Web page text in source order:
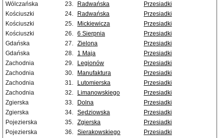
Wólczańska
23. Radwańska
Przesiadki
Kościuszki
24. Radwańska
Przesiadki
Kościuszki
25. Mickiewicza
Przesiadki
Kościuszki
26. 6 Sierpnia
Przesiadki
Gdańska
27. Zielona
Przesiadki
Gdańska
28. 1 Maja
Przesiadki
Zachodnia
29. Legionów
Przesiadki
Zachodnia
30. Manufaktura
Przesiadki
Zachodnia
31. Lutomierska
Przesiadki
Zachodnia
32. Limanowskiego
Przesiadki
Zgierska
33. Dolna
Przesiadki
Zgierska
34. Sędziowska
Przesiadki
Pojezierska
35. Zgierska
Przesiadki
Pojezierska
36. Sierakowskiego
Przesiadki